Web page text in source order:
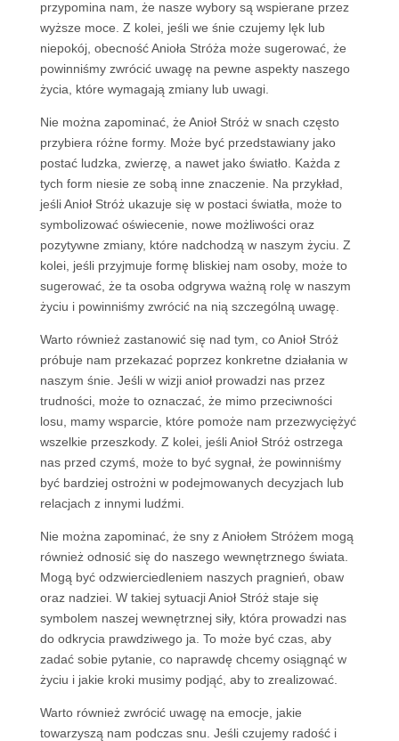
przypomina nam, że nasze wybory są wspierane przez
wyższe moce. Z kolei, jeśli we śnie czujemy lęk lub
niepokój, obecność Anioła Stróża może sugerować, że
powinniśmy zwrócić uwagę na pewne aspekty naszego
życia, które wymagają zmiany lub uwagi.
Nie można zapominać, że Anioł Stróż w snach często
przybiera różne formy. Może być przedstawiany jako
postać ludzka, zwierzę, a nawet jako światło. Każda z
tych form niesie ze sobą inne znaczenie. Na przykład,
jeśli Anioł Stróż ukazuje się w postaci światła, może to
symbolizować oświecenie, nowe możliwości oraz
pozytywne zmiany, które nadchodzą w naszym życiu. Z
kolei, jeśli przyjmuje formę bliskiej nam osoby, może to
sugerować, że ta osoba odgrywa ważną rolę w naszym
życiu i powinniśmy zwrócić na nią szczególną uwagę.
Warto również zastanowić się nad tym, co Anioł Stróż
próbuje nam przekazać poprzez konkretne działania w
naszym śnie. Jeśli w wizji anioł prowadzi nas przez
trudności, może to oznaczać, że mimo przeciwności
losu, mamy wsparcie, które pomoże nam przezwyciężyć
wszelkie przeszkody. Z kolei, jeśli Anioł Stróż ostrzega
nas przed czymś, może to być sygnał, że powinniśmy
być bardziej ostrożni w podejmowanych decyzjach lub
relacjach z innymi ludźmi.
Nie można zapominać, że sny z Aniołem Stróżem mogą
również odnosić się do naszego wewnętrznego świata.
Mogą być odzwierciedleniem naszych pragnień, obaw
oraz nadziei. W takiej sytuacji Anioł Stróż staje się
symbolem naszej wewnętrznej siły, która prowadzi nas
do odkrycia prawdziwego ja. To może być czas, aby
zadać sobie pytanie, co naprawdę chcemy osiągnąć w
życiu i jakie kroki musimy podjąć, aby to zrealizować.
Warto również zwrócić uwagę na emocje, jakie
towarzyszą nam podczas snu. Jeśli czujemy radość i